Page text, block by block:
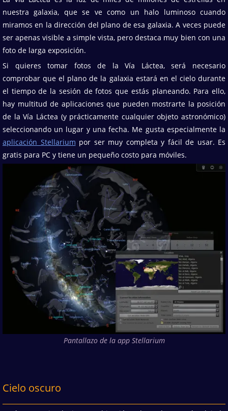
nuestra galaxia, que se ve como un halo luminoso cuando
miramos en la dirección del plano de esa galaxia. A veces puede
ser apenas visible a simple vista, pero destaca muy bien con una
foto de larga exposición.
Si quieres tomar fotos de la Vía Láctea, será necesario
comprobar que el plano de la galaxia estará en el cielo durante
el tiempo de la sesión de fotos que estás planeando. Para ello,
hay multitud de aplicaciones que pueden mostrarte la posición
de la Vía Láctea (y prácticamente cualquier objeto astronómico)
seleccionando un lugar y una fecha. Me gusta especialmente la
aplicación Stellarium por ser muy completa y fácil de usar. Es
gratis para PC y tiene un pequeño costo para móviles.
Pantallazo de la app Stellarium
Cielo oscuro